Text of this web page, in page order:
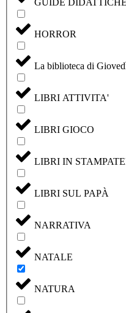
HORROR
La biblioteca di
LIBRI ATTIVITA'
LIBRI GIOCO
LIBRI IN
LIBRI SUL PAPÀ
NARRATIVA
NATALE
NATURA